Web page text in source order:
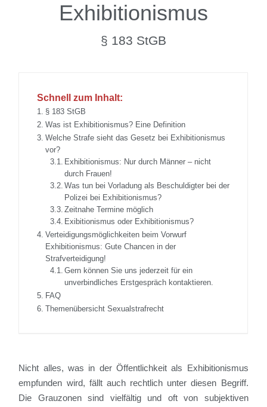
Exhibitionismus
§ 183 StGB
Schnell zum Inhalt:
§ 183 StGB
Was ist Exhibitionismus? Eine Definition
Welche Strafe sieht das Gesetz bei Exhibitionismus
vor?
Exhibitionismus: Nur durch Männer – nicht
durch Frauen!
Was tun bei Vorladung als Beschuldigter bei der
Polizei bei Exhibitionismus?
Zeitnahe Termine möglich
Exibitionismus oder Exhibitionismus?
Verteidigungsmöglichkeiten beim Vorwurf
Exhibitionismus: Gute Chancen in der
Strafverteidigung!
Gern können Sie uns jederzeit für ein
unverbindliches Erstgespräch kontaktieren.
FAQ
Themenübersicht Sexualstrafrecht
Nicht alles, was in der Öffentlichkeit als Exhibitionismus
empfunden wird, fällt auch rechtlich unter diesen Begriff.
Die Grauzonen sind vielfältig und oft von subjektiven